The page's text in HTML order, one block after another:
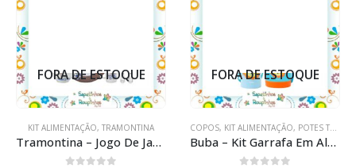
FORA DE ESTOQUE
KIT ALIMENTAÇÃO, TRAMONTINA
Tramontina – Jogo De Jantar Infantil 5 Pçs Porcelana Le Petit Com Talher Gravado A Laser
FORA DE ESTOQUE
COPOS, KIT ALIMENTAÇÃO, POTES TERMICO
Buba – Kit Garrafa Em Alumínio + Pote Térmico Animal Fun Com Gravação A Laser